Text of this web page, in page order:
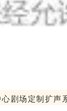
剧场定制扩声